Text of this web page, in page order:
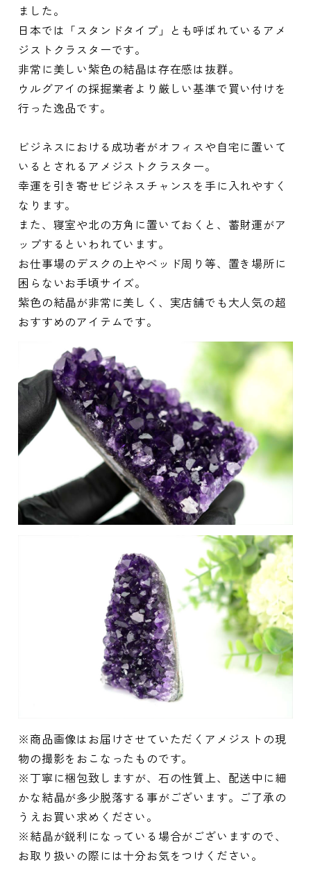
ました。
日本では「スタンドタイプ」とも呼ばれているアメ
ジストクラスターです。
非常に美しい紫色の結晶は存在感は抜群。
ウルグアイの採掘業者より厳しい基準で買い付けを
行った逸品です。
ビジネスにおける成功者がオフィスや自宅に置いて
いるとされるアメジストクラスター。
幸運を引き寄せビジネスチャンスを手に入れやすく
なります。
また、寝室や北の方角に置いておくと、蓄財運がア
ップするといわれています。
お仕事場のデスクの上やベッド周り等、置き場所に
困らないお手頃サイズ。
紫色の結晶が非常に美しく、実店舗でも大人気の超
おすすめのアイテムです。
※商品画像はお届けさせていただくアメジストの現
物の撮影をおこなったものです。
※丁寧に梱包致しますが、石の性質上、配送中に細
かな結晶が多少脱落する事がございます。ご了承の
うえお買い求めください。
※結晶が鋭利になっている場合がございますので、
お取り扱いの際には十分お気をつけください。